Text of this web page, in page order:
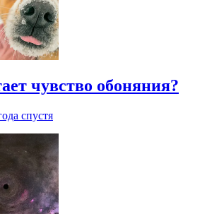
чувство обоняния?
спустя